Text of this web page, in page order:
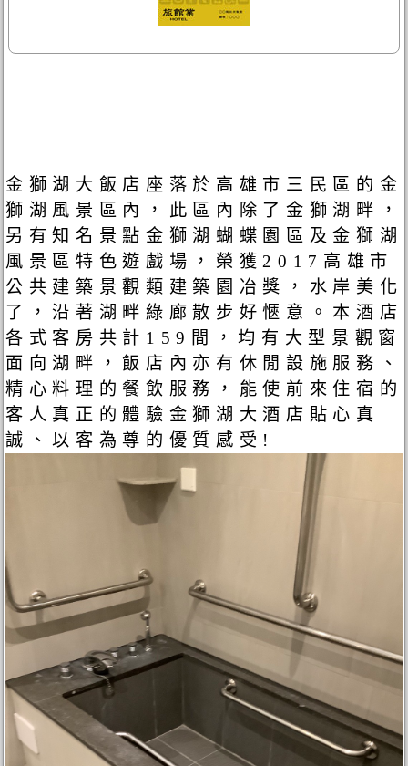
金獅湖大飯店座落於高雄市三民區的金
獅湖風景區內，此區內除了金獅湖畔，
另有知名景點金獅湖蝴蝶園區及金獅湖
風景區特色遊戲場，榮獲2017高雄市
公共建築景觀類建築園冶獎，水岸美化
了，沿著湖畔綠廊散步好愜意。本酒店
各式客房共計159間，均有大型景觀窗
面向湖畔，飯店內亦有休閒設施服務、
精心料理的餐飲服務，能使前來住宿的
客人真正的體驗金獅湖大酒店貼心真
誠、以客為尊的優質感受!